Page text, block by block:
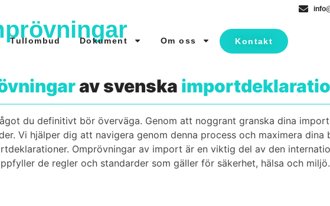
Tullombud Dokument Om oss Kontakt
av svenska
du definitivt bör överväga. Genom att noggrant granska dina
Vi hjälper dig att navigera genom denna process och maximera dina
Omprövningar av import är en viktig del av den
de regler och standarder som gäller för säkerhet, hälsa och